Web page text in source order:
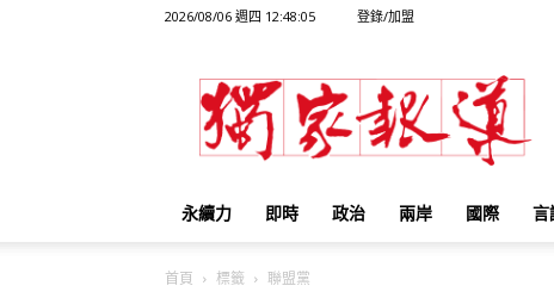
2026/08/06 週四 12:48:05 登錄/加盟
獨
家
報
永續力 即時 政治 兩岸 國際 言
首頁 標籤 聯盟黨